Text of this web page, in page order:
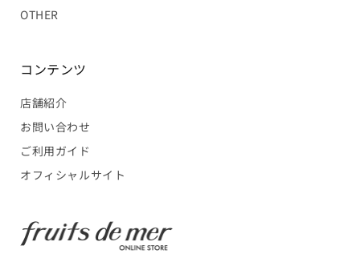
OTHER
コンテンツ
店舗紹介
お問い合わせ
ご利用ガイド
オフィシャルサイト